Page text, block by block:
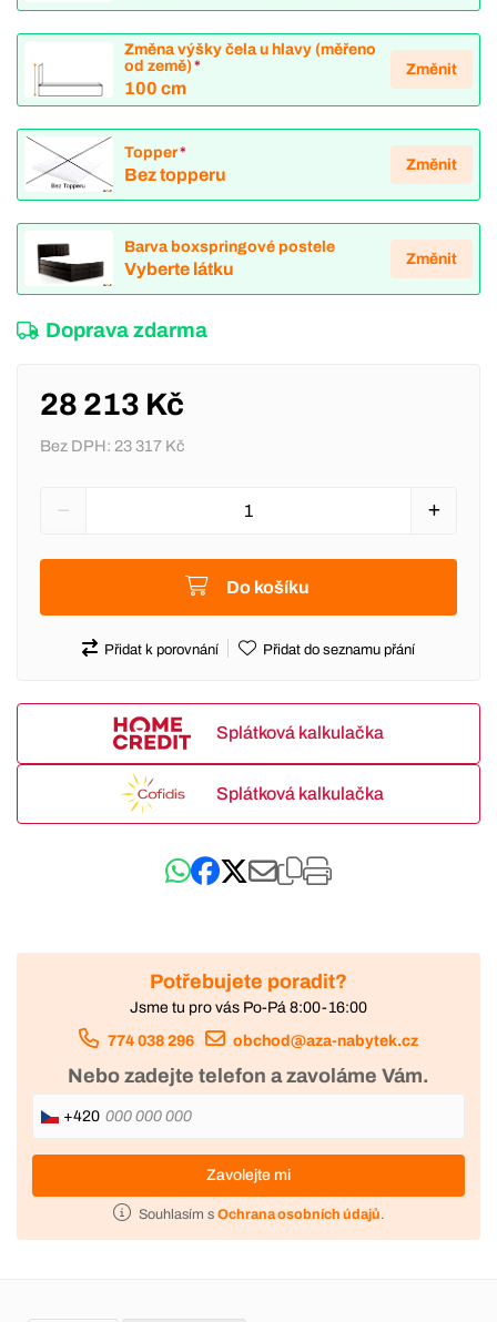
Změna výšky čela u hlavy (měřeno
od země)*
100 cm
Změnit
Topper*
Bez topperu
Změnit
Barva boxspringové postele
Vyberte látku
Změnit
Doprava zdarma
28 213 Kč
Bez DPH: 23 317 Kč
Do košíku
Přidat k porovnání Přidat do seznamu přání
Splátková kalkulačka
Splátková kalkulačka
Potřebujete poradit?
Jsme tu pro vás Po-Pá 8:00-16:00
774 038 296 obchod@aza-nabytek.cz
Nebo zadejte telefon a zavoláme Vám.
+420
Zavolejte mi
Souhlasím s Ochrana osobních údajů.